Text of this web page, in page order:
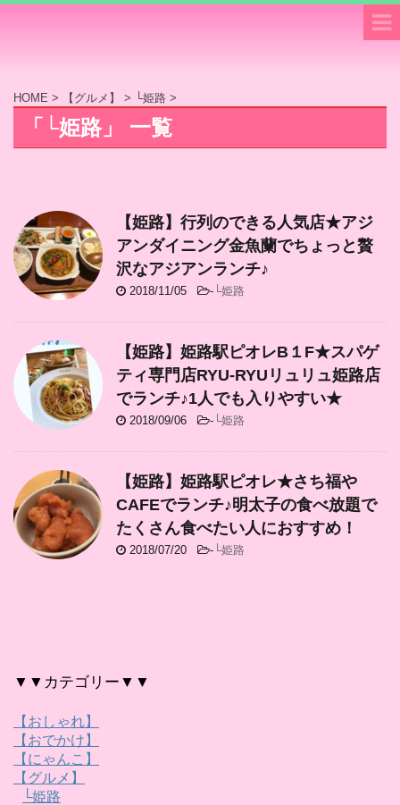
HOME > 【グルメ】 > └姫路 >
「└姫路」 一覧
【姫路】行列のできる人気店★アジ
アンダイニング金魚蘭でちょっと贅
沢なアジアンランチ♪
2018/11/05 - └姫路
【姫路】姫路駅ピオレB１F★スパゲ
ティ専門店RYU-RYUリュリュ姫路店
でランチ♪1人でも入りやすい★
2018/09/06 - └姫路
【姫路】姫路駅ピオレ★さち福や
CAFEでランチ♪明太子の食べ放題で
たくさん食べたい人におすすめ！
2018/07/20 - └姫路
▼▼カテゴリー▼▼
【おしゃれ】
【おでかけ】
【にゃんこ】
【グルメ】
└姫路